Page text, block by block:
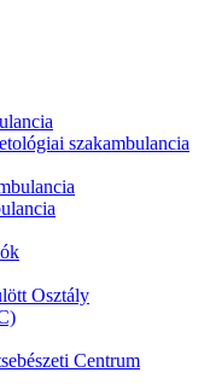
szakambulancia
Osztály
Centrum